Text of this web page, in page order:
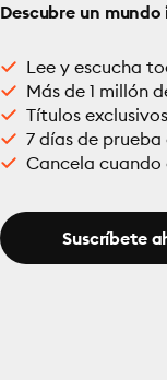
Descubre un
Lee y escucha
Más de 1 millón
Títulos
7 días de
Cancela cuando
Suscríbete